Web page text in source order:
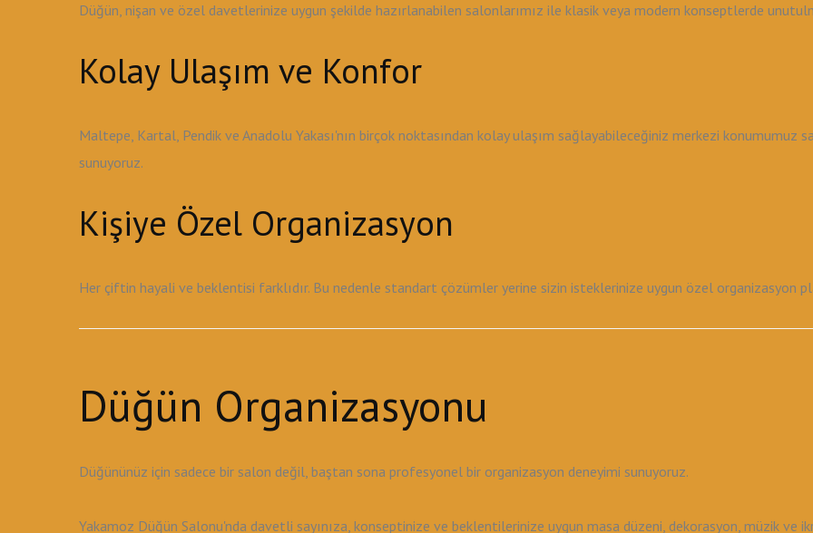
Düğün, nişan ve özel davetlerinize uygun şekilde hazırlanabilen salonlarımız ile klasik veya modern konseptlerde
Kolay Ulaşım ve Konfor
Maltepe, Kartal, Pendik ve Anadolu Yakası'nın birçok noktasından kolay ulaşım sağlayabileceğiniz merkezi konumumuz
sunuyoruz.
Kişiye Özel Organizasyon
Her çiftin hayali ve beklentisi farklıdır. Bu nedenle standart çözümler yerine sizin isteklerinize uygun özel organizasyon
Düğün Organizasyonu
Düğününüz için sadece bir salon değil, baştan sona profesyonel bir organizasyon deneyimi sunuyoruz.
Yakamoz Düğün Salonu'nda davetli sayınıza, konseptinize ve beklentilerinize uygun masa düzeni, dekorasyon, müzik ve